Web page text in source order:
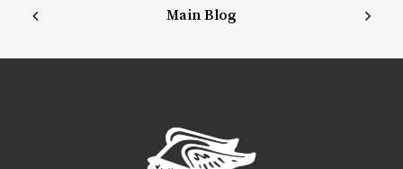
Main Blog